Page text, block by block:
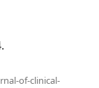
of-clinical-